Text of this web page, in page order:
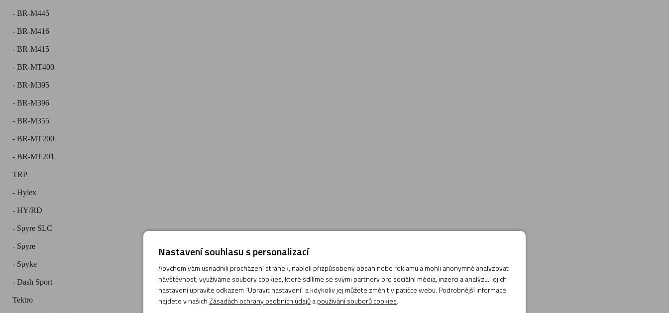
- BR-M445
- BR-M416
- BR-M415
- BR-MT400
- BR-M395
- BR-M396
- BR-M355
- BR-MT200
- BR-MT201
TRP
- Hylex
- HY/RD
- Spyre SLC
- Spyre
- Spyke
- Dash Sport
Tektro
Nastavení souhlasu s personalizací
Abychom vám usnadnili procházení stránek, nabídli přizpůsobený obsah nebo reklamu a mohli anonymně analyzovat
návštěvnost, využíváme soubory cookies, které sdílíme se svými partnery pro sociální média, inzerci a analýzu. Jejich
nastavení upravíte odkazem "Upravit nastavení" a kdykoliv jej můžete změnit v patičce webu. Podrobnější informace
najdete v našich Zásadách ochrany osobních údajůapoužívání souborů cookies.